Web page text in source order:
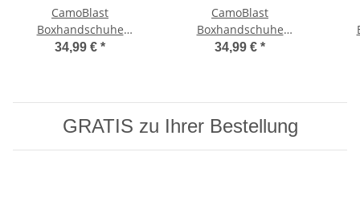
CamoBlast
Boxhandschuhe
Camouflage 10 Unzen
34,99 € *
CamoBlast
Boxhandschuhe
Camouflage 12 Unzen
34,99 € *
GRATIS zu Ihrer Bestellung